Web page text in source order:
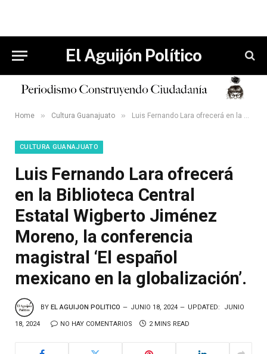
El Aguijón Político
Home » Cultura Guanajuato » Luis Fernando Lara ofrecerá en la Biblioteca Central Estatal Wigberto Jiménez Moreno, la conferencia magistral ‘El español mexicano en la globalización’.
CULTURA GUANAJUATO
Luis Fernando Lara ofrecerá
en la Biblioteca Central
Estatal Wigberto Jiménez
Moreno, la conferencia
magistral ‘El español
mexicano en la globalización’.
BY EL AGUIJON POLITICO JUNIO 18, 2024 UPDATED: JUNIO
18, 2024 NO HAY COMENTARIOS 2 MINS READ